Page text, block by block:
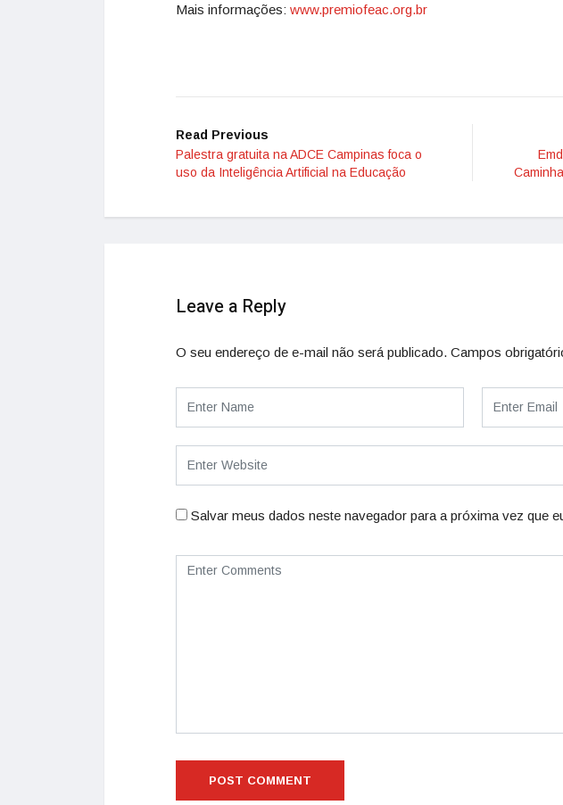
Mais informações: www.premiofeac.org.br
Read Previous
Palestra gratuita na ADCE Campinas foca o
uso da Inteligência Artificial na Educação
Leave a Reply
O seu endereço de e-mail não será publicado. Campos
Salvar meus dados neste navegador para a próxima vez que